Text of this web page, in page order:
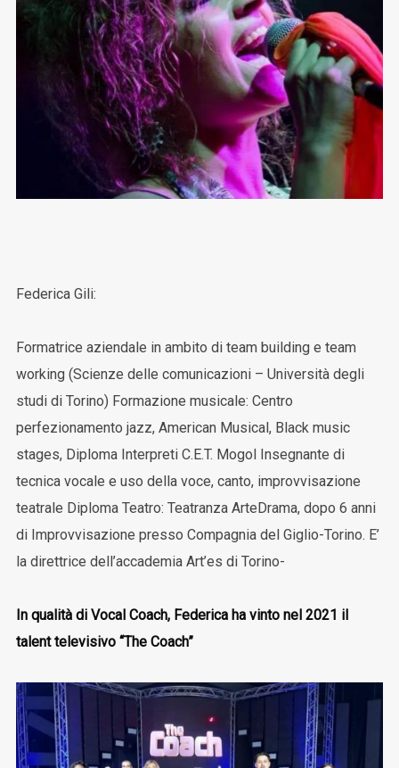
Federica Gili:
Formatrice aziendale in ambito di team building e team
working (Scienze delle comunicazioni – Università degli
studi di Torino) Formazione musicale: Centro
perfezionamento jazz, American Musical, Black music
stages, Diploma Interpreti C.E.T. Mogol Insegnante di
tecnica vocale e uso della voce, canto, improvvisazione
teatrale Diploma Teatro: Teatranza ArteDrama, dopo 6 anni
di Improvvisazione presso Compagnia del Giglio-Torino. E’
la direttrice dell’accademia Art’es di Torino-
In qualità di Vocal Coach, Federica ha vinto nel 2021 il
talent televisivo “The Coach”